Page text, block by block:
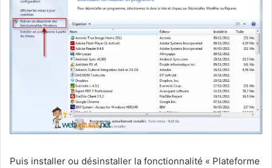
Puis installer ou désinstaller la fonctionnalité « Plateforme